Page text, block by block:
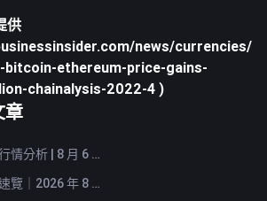
供
news/currencies/
ethereum-price-gains-
chainalysis-2022-4 )
章
FameEX 加密貨幣行情分析 | 8 月 6 日, 2026
FameEX 今日新聞速覽｜2026 年 8 月 6 日